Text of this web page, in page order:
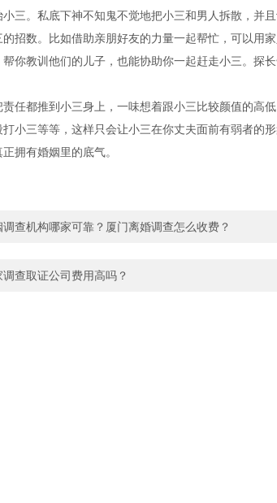
三。私底下神不知鬼不觉地把小三和男人拆散，并且
招数。比如借助亲朋好友的力量一起帮忙，可以用
你教训他们的儿子，也能协助你一起赶走小三。 探长
任都推到小三身上，一味想着跟小三比较颜值的高
小三等等，这样只会让小三在你丈夫面前有弱者的
拥有婚姻里的底气。
查机构哪家可靠？厦门离婚调查怎么收费？
查取证公司费用高吗？